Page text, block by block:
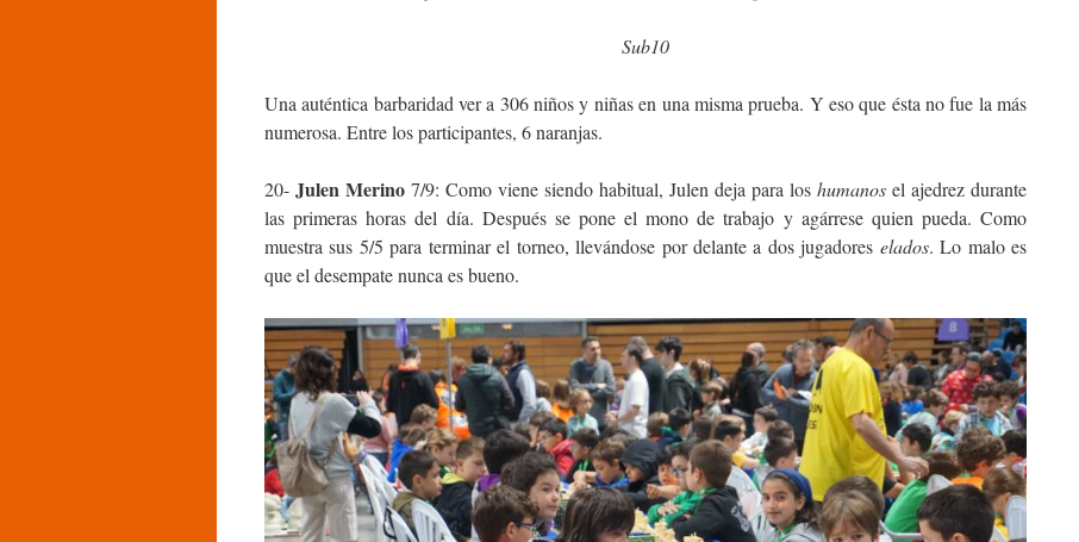
Sub10
Una auténtica barbaridad ver a 306 niños y niñas en una misma prueba. Y eso que ésta no fue la más
numerosa. Entre los participantes, 6 naranjas.
20- Julen Merino 7/9: Como viene siendo habitual, Julen deja para los humanos el ajedrez durante
las primeras horas del día. Después se pone el mono de trabajo y agárrese quien pueda. Como
muestra sus 5/5 para terminar el torneo, llevándose por delante a dos jugadores elados. Lo malo es
que el desempate nunca es bueno.